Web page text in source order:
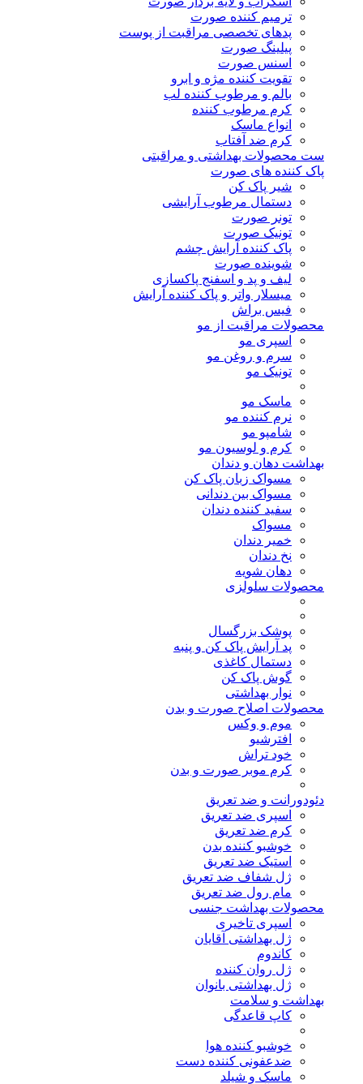
ترمیم کننده صورت
پدهای تخصصی مراقبت از پوست
پیلینگ صورت
اسنس صورت
تقویت کننده مژه و ابرو
بالم و مرطوب کننده لب
کرم مرطوب کننده
انواع ماسک
کرم ضد آفتاب
ست محصولات بهداشتی و مراقبتی
پاک کننده های صورت
شیر پاک کن
دستمال مرطوب آرایشی
تونر صورت
تونیک صورت
پاک کننده آرایش چشم
شوینده صورت
لیف و پد و اسفنج پاکسازی
میسلار واتر و پاک کننده آرایش
فیس براش
محصولات مراقبت از مو
اسپری مو
سرم و روغن مو
تونیک مو
ماسک مو
نرم کننده مو
شامپو مو
کرم و لوسیون مو
بهداشت دهان و دندان
مسواک زبان پاک کن
مسواک بین دندانی
سفید کننده دندان
مسواک
خمیر دندان
نخ دندان
دهان شویه
محصولات سلولزی
پوشک بزرگسال
پد آرایش پاک کن و پنبه
دستمال کاغذی
گوش پاک کن
نوار بهداشتی
محصولات اصلاح صورت و بدن
موم و وکس
افترشیو
خود تراش
کرم موبر صورت و بدن
دئودورانت و ضد تعریق
اسپری ضد تعریق
کرم ضد تعریق
خوشبو کننده بدن
استیک ضد تعریق
ژل شفاف ضد تعریق
مام رول ضد تعریق
محصولات بهداشت جنسی
اسپری تاخیری
ژل بهداشتی آقایان
کاندوم
ژل روان کننده
ژل بهداشتی بانوان
بهداشت و سلامت
کاپ قاعدگی
خوشبو کننده هوا
ضدعفونی کننده دست
ماسک و شیلد